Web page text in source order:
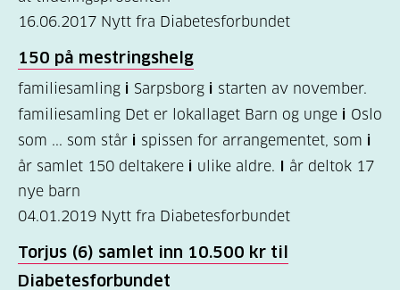
diabetes?
(7)
Bli
medlem
(1)
16.06.2017 Nytt fra Diabetesforbundet
150 på mestringshelg
familiesamling i Sarpsborg i starten av november.
familiesamling Det er lokallaget Barn og unge i Oslo
som ... som står i spissen for arrangementet, som i
år samlet 150 deltakere i ulike aldre. I år deltok 17
nye barn
04.01.2019 Nytt fra Diabetesforbundet
Torjus (6) samlet inn 10.500 kr til
Diabetesforbundet